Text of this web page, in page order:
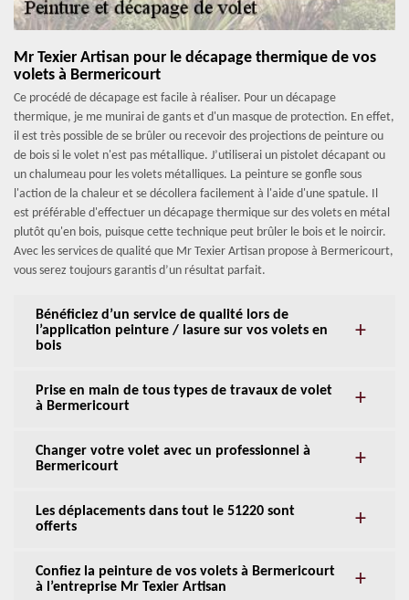
Mr Texier Artisan pour le décapage thermique de vos
volets à Bermericourt
Ce procédé de décapage est facile à réaliser. Pour un décapage
thermique, je me munirai de gants et d'un masque de protection. En effet,
il est très possible de se brûler ou recevoir des projections de peinture ou
de bois si le volet n'est pas métallique. J’utiliserai un pistolet décapant ou
un chalumeau pour les volets métalliques. La peinture se gonfle sous
l'action de la chaleur et se décollera facilement à l'aide d'une spatule. Il
est préférable d'effectuer un décapage thermique sur des volets en métal
plutôt qu'en bois, puisque cette technique peut brûler le bois et le noircir.
Avec les services de qualité que Mr Texier Artisan propose à Bermericourt,
vous serez toujours garantis d’un résultat parfait.
Bénéficiez d’un service de qualité lors de
l’application peinture / lasure sur vos volets en
bois
Prise en main de tous types de travaux de volet
à Bermericourt
Changer votre volet avec un professionnel à
Bermericourt
Les déplacements dans tout le 51220 sont
offerts
Confiez la peinture de vos volets à Bermericourt
à l’entreprise Mr Texier Artisan